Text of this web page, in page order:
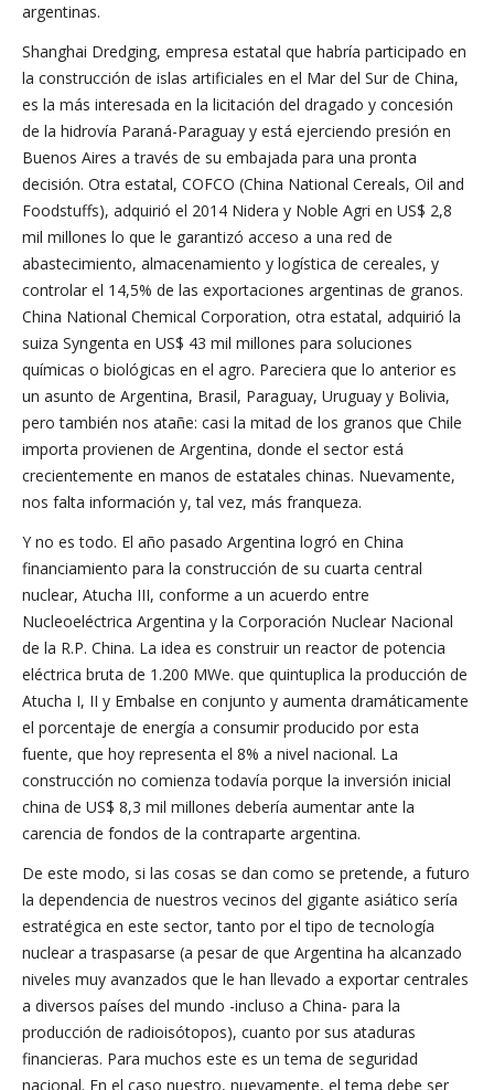
argentinas.
Shanghai Dredging, empresa estatal que habría participado en
la construcción de islas artificiales en el Mar del Sur de China,
es la más interesada en la licitación del dragado y concesión
de la hidrovía Paraná-Paraguay y está ejerciendo presión en
Buenos Aires a través de su embajada para una pronta
decisión. Otra estatal, COFCO (China National Cereals, Oil and
Foodstuffs), adquirió el 2014 Nidera y Noble Agri en US$ 2,8
mil millones lo que le garantizó acceso a una red de
abastecimiento, almacenamiento y logística de cereales, y
controlar el 14,5% de las exportaciones argentinas de granos.
China National Chemical Corporation, otra estatal, adquirió la
suiza Syngenta en US$ 43 mil millones para soluciones
químicas o biológicas en el agro. Pareciera que lo anterior es
un asunto de Argentina, Brasil, Paraguay, Uruguay y Bolivia,
pero también nos atañe: casi la mitad de los granos que Chile
importa provienen de Argentina, donde el sector está
crecientemente en manos de estatales chinas. Nuevamente,
nos falta información y, tal vez, más franqueza.
Y no es todo. El año pasado Argentina logró en China
financiamiento para la construcción de su cuarta central
nuclear, Atucha III, conforme a un acuerdo entre
Nucleoeléctrica Argentina y la Corporación Nuclear Nacional
de la R.P. China. La idea es construir un reactor de potencia
eléctrica bruta de 1.200 MWe. que quintuplica la producción de
Atucha I, II y Embalse en conjunto y aumenta dramáticamente
el porcentaje de energía a consumir producido por esta
fuente, que hoy representa el 8% a nivel nacional. La
construcción no comienza todavía porque la inversión inicial
china de US$ 8,3 mil millones debería aumentar ante la
carencia de fondos de la contraparte argentina.
De este modo, si las cosas se dan como se pretende, a futuro
la dependencia de nuestros vecinos del gigante asiático sería
estratégica en este sector, tanto por el tipo de tecnología
nuclear a traspasarse (a pesar de que Argentina ha alcanzado
niveles muy avanzados que le han llevado a exportar centrales
a diversos países del mundo -incluso a China- para la
producción de radioisótopos), cuanto por sus ataduras
financieras. Para muchos este es un tema de seguridad
nacional. En el caso nuestro, nuevamente, el tema debe ser